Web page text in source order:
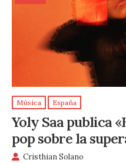
Música España
Yoly Saa publica
pop sobre la
Cristhian Solano